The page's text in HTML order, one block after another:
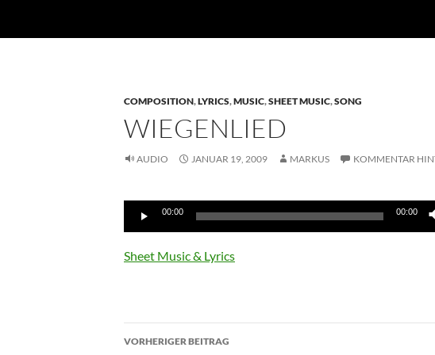
COMPOSITION,LYRICS,MUSIC,SHEET MUSIC,SONG
WIEGENLIED
AUDIO JANUAR 19, 2009 MARKUS KOMMENTAR
Audio-
Player
00:00 00:00
Sheet Music & Lyrics
Beitragsnavigation
VORHERIGER BEITRAG